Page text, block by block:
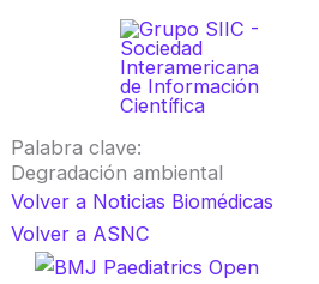
Palabra clave:
Degradación ambiental
Volver a Noticias Biomédicas
Volver a ASNC